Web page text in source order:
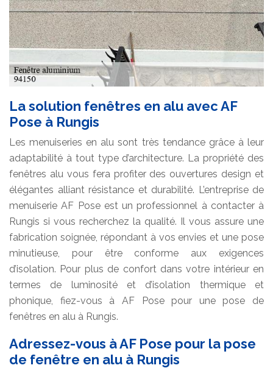
La solution fenêtres en alu avec AF
Pose à Rungis
Les menuiseries en alu sont très tendance grâce à leur
adaptabilité à tout type d’architecture. La propriété des
fenêtres alu vous fera profiter des ouvertures design et
élégantes alliant résistance et durabilité. L’entreprise de
menuiserie AF Pose est un professionnel à contacter à
Rungis si vous recherchez la qualité. Il vous assure une
fabrication soignée, répondant à vos envies et une pose
minutieuse, pour être conforme aux exigences
d’isolation. Pour plus de confort dans votre intérieur en
termes de luminosité et d’isolation thermique et
phonique, fiez-vous à AF Pose pour une pose de
fenêtres en alu à Rungis.
Adressez-vous à AF Pose pour la pose
de fenêtre en alu à Rungis